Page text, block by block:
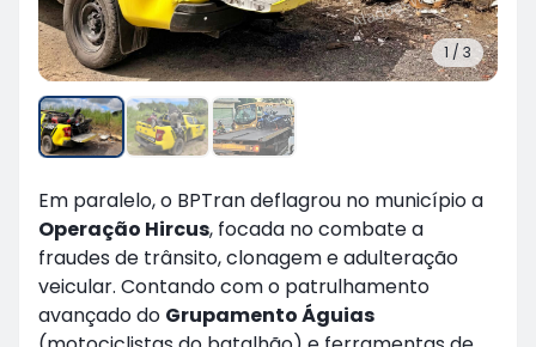
1 / 3
Em paralelo, o BPTran deflagrou no município a
Operação Hircus, focada no combate a
fraudes de trânsito, clonagem e adulteração
veicular. Contando com o patrulhamento
avançado do Grupamento Águias